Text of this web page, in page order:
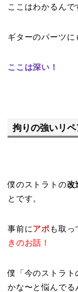
ここはわかるんで
ギターのパーツ
ここは深い！
拘りの強いリ
僕のストラトの改
とです。
事前にアポ も取っ
きのお話！
僕「今のストラ
かな〜と悩んでる